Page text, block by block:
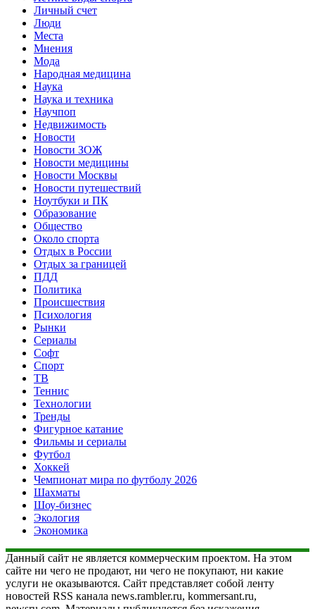
Личный счет
Люди
Места
Мнения
Мода
Народная медицина
Наука
Наука и техника
Научпоп
Недвижимость
Новости
Новости ЗОЖ
Новости медицины
Новости Москвы
Новости путешествий
Ноутбуки и ПК
Образование
Общество
Около спорта
Отдых в России
Отдых за границей
ПДД
Политика
Происшествия
Психология
Рынки
Сериалы
Софт
Спорт
ТВ
Теннис
Технологии
Тренды
Фигурное катание
Фильмы и сериалы
Футбол
Хоккей
Чемпионат мира по футболу 2026
Шахматы
Шоу-бизнес
Экология
Экономика
Данный сайт не является коммерческим проектом. На этом
сайте ни чего не продают, ни чего не покупают, ни какие
услуги не оказываются. Сайт представляет собой ленту
новостей RSS канала news.rambler.ru, kommersant.ru,